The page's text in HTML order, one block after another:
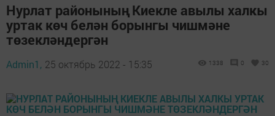
Нурлат районының Киекле авылы халкы
уртак көч белән борынгы чишмәне
төзекләндергән
Admin1, 25 октябрь 2022 - 15:35 1338 0 30